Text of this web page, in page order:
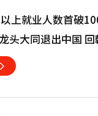
上就业人数首破
头大同退出中国